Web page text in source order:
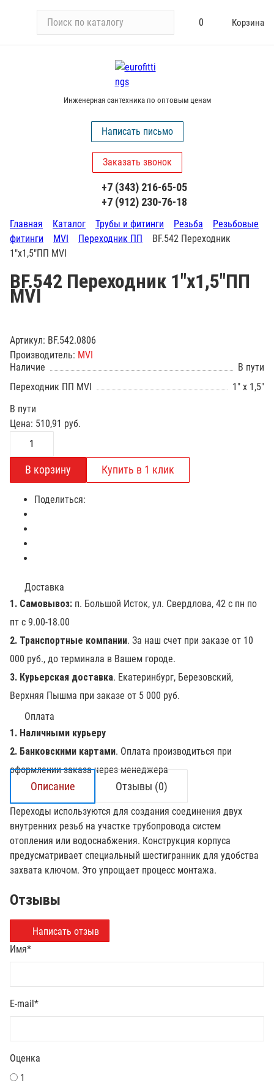
и
у
0 Корзина
Инженерная сантехника по оптовым ценам
Написать письмо
Заказать звонок
+7 (343) 216-65-05
+7 (912) 230-76-18
Главная Каталог Трубы и фитинги Резьба
Резьбовые
фитинги
MVI Переходник ПП
BF.542 Переходник
1"х1,5"ПП MVI
BF.542 Переходник 1"х1,5"ПП
MVI
Артикул: BF.542.0806
Производитель: MVI
Наличие
В пути
Переходник ПП MVI
1" x 1,5"
В пути
Цена: 510,91 руб.
Поделиться:
Доставка
1. Самовывоз: п. Большой Исток, ул. Свердлова, 42 с пн по
пт с 9.00-18.00
2. Транспортные компании. За наш счет при заказе от 10
000 руб., до терминала в Вашем городе.
3. Курьерская доставка. Екатеринбург, Березовский,
Верхняя Пышма при заказе от 5 000 руб.
Оплата
1. Наличными курьеру
2. Банковскими картами. Оплата производиться при
оформлении заказа через менеджера
Описание Отзывы (0)
Переходы используются для создания соединения двух
внутренних резьб на участке трубопровода систем
отопления или водоснабжения. Конструкция корпуса
предусматривает специальный шестигранник для удобства
захвата ключом. Это упрощает процесс монтажа.
Отзывы
Написать отзыв
Имя*
E-mail*
Оценка
1